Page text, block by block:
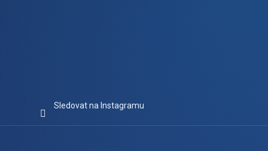
Sledovat na Instagramu